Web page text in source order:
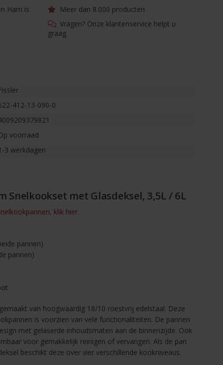
Ham is
Meer dan 8.000 producten
Vragen? Onze klantenservice helpt u
graag
412-13-090-0
voorraad
3 werkdagen
Snelkookset met Glasdeksel, 3,5L / 6L
klik hier.
pannen)
pannen)
van hoogwaardig 18/10 roestvrij edelstaal. Deze
is voorzien van vele functionaliteiten. De pannen
met gelaserde inhoudsmaten aan de binnenzijde. Ook
voor gemakkelijk reinigen of vervangen. Als de pan
beschikt deze over vier verschillende kookniveaus.